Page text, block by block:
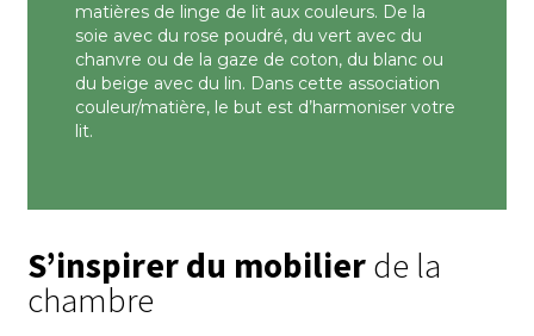
matières de linge de lit aux couleurs. De la
soie avec du rose poudré, du vert avec du
chanvre ou de la gaze de coton, du blanc ou
du beige avec du lin. Dans cette association
couleur/matière, le but est d’harmoniser votre
lit.
S’inspirer du mobilierde la
chambre